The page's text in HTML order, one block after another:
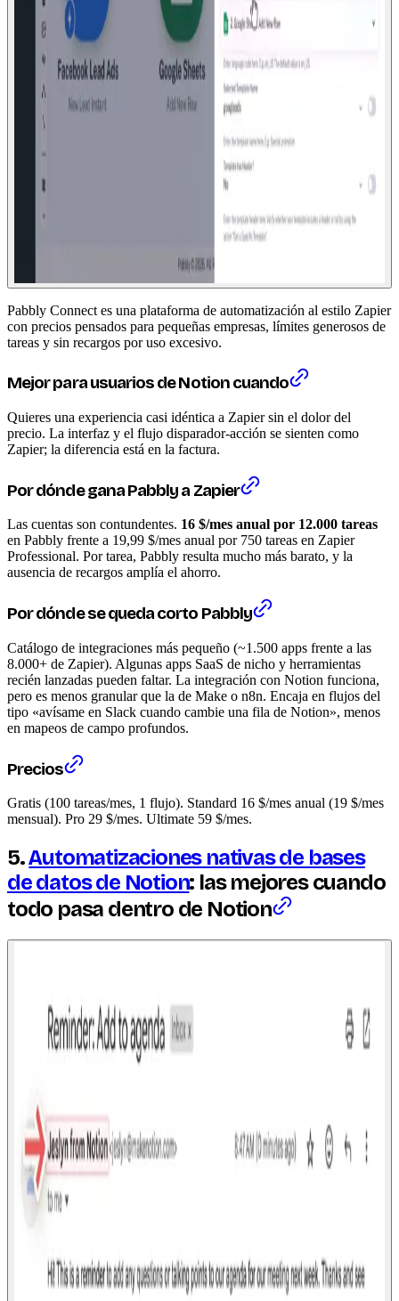
Pabbly Connect es una plataforma de automatización al estilo Zapier
con precios pensados para pequeñas empresas, límites generosos de
tareas y sin recargos por uso excesivo.
Mejor para usuarios de Notion cuando
Quieres una experiencia casi idéntica a Zapier sin el dolor del
precio. La interfaz y el flujo disparador-acción se sienten como
Zapier; la diferencia está en la factura.
Por dónde gana Pabbly a Zapier
Las cuentas son contundentes. 16 $/mes anual por 12.000 tareas
en Pabbly frente a 19,99 $/mes anual por 750 tareas en Zapier
Professional. Por tarea, Pabbly resulta mucho más barato, y la
ausencia de recargos amplía el ahorro.
Por dónde se queda corto Pabbly
Catálogo de integraciones más pequeño (~1.500 apps frente a las
8.000+ de Zapier). Algunas apps SaaS de nicho y herramientas
recién lanzadas pueden faltar. La integración con Notion funciona,
pero es menos granular que la de Make o n8n. Encaja en flujos del
tipo «avísame en Slack cuando cambie una fila de Notion», menos
en mapeos de campo profundos.
Precios
Gratis (100 tareas/mes, 1 flujo). Standard 16 $/mes anual (19 $/mes
mensual). Pro 29 $/mes. Ultimate 59 $/mes.
5.Automatizaciones nativas de bases
de datos de Notion: las mejores cuando
todo pasa dentro de Notion